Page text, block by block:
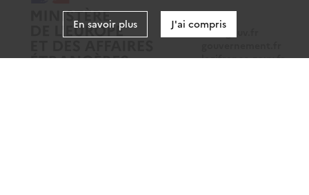
data.gouv.fr
legifrance.gouv.fr
En savoir plus J'ai compris